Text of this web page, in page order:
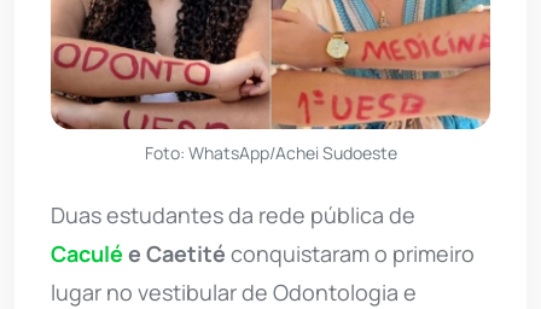
Foto: WhatsApp/Achei Sudoeste
Duas estudantes da rede pública de
Caculé e Caetité conquistaram o primeiro
lugar no vestibular de Odontologia e